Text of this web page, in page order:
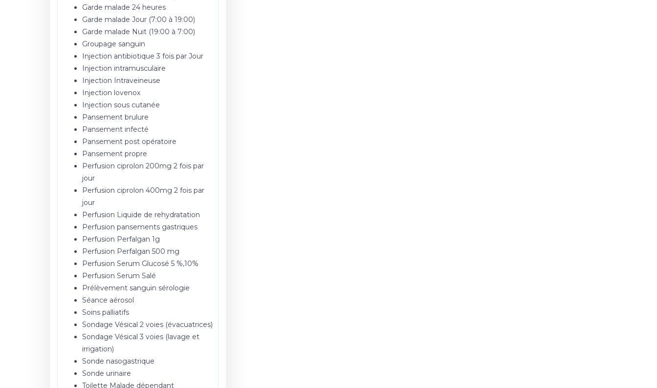
Garde malade 24 heures
Garde malade Jour (7:00 à 19:00)
Garde malade Nuit (19:00 à 7:00)
Groupage sanguin
Injection antibiotique 3 fois par Jour
Injection intramusculaire
Injection Intraveineuse
Injection lovenox
Injection sous cutanée
Pansement brulure
Pansement infecté
Pansement post opératoire
Pansement propre
Perfusion ciprolon 200mg 2 fois par
jour
Perfusion ciprolon 400mg 2 fois par
jour
Perfusion Liquide de rehydratation
Perfusion pansements gastriques
Perfusion Perfalgan 1g
Perfusion Perfalgan 500 mg
Perfusion Serum Glucosé 5 %,10%
Perfusion Serum Salé
Prélèvement sanguin sérologie
Séance aérosol
Soins palliatifs
Sondage Vésical 2 voies (évacuatrices)
Sondage Vésical 3 voies (lavage et
irrigation)
Sonde nasogastrique
Sonde urinaire
Toilette Malade dépendant